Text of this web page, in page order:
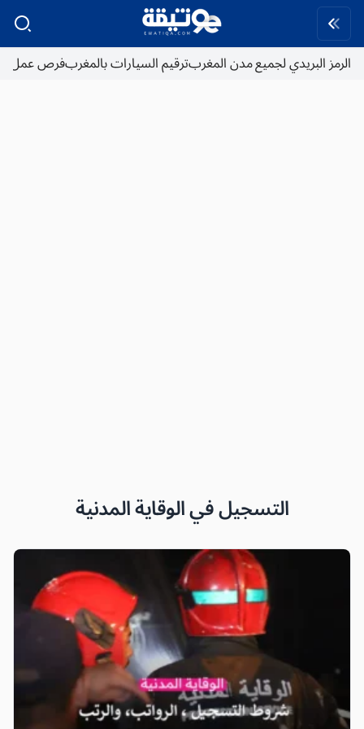
الرمز البريدي لجميع مدن المغربترقيم السيارات بالمغربفرص عمل
التسجيل في الوقاية المدنية